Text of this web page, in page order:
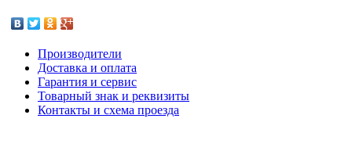
Производители
Доставка и оплата
Гарантия и сервис
Товарный знак и реквизиты
Контакты и схема проезда